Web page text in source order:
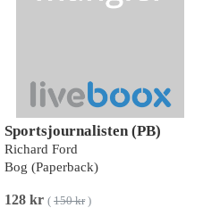
Sportsjournalisten (PB)
Richard Ford
Bog (Paperback)
128 kr ( 150 kr)